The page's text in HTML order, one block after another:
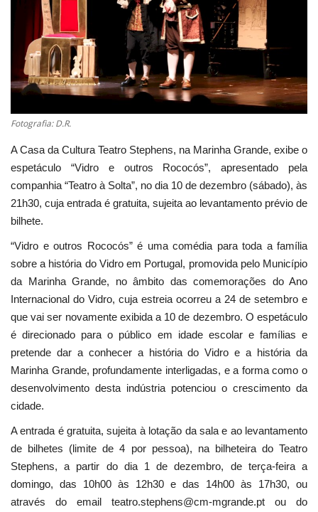
Estatuto Editorial
Saúde
Ficha técnica
Lazer
Ambiente
Fotografia: D.R.
A Casa da Cultura Teatro Stephens, na Marinha Grande, exibe o
espetáculo “Vidro e outros Rococós”, apresentado pela
companhia “Teatro à Solta”, no dia 10 de dezembro (sábado), às
21h30, cuja entrada é gratuita, sujeita ao levantamento prévio de
bilhete.
“Vidro e outros Rococós” é uma comédia para toda a família
sobre a história do Vidro em Portugal, promovida pelo Município
da Marinha Grande, no âmbito das comemorações do Ano
Internacional do Vidro, cuja estreia ocorreu a 24 de setembro e
que vai ser novamente exibida a 10 de dezembro. O espetáculo
é direcionado para o público em idade escolar e famílias e
pretende dar a conhecer a história do Vidro e a história da
Marinha Grande, profundamente interligadas, e a forma como o
desenvolvimento desta indústria potenciou o crescimento da
cidade.
A entrada é gratuita, sujeita à lotação da sala e ao levantamento
de bilhetes (limite de 4 por pessoa), na bilheteira do Teatro
Stephens, a partir do dia 1 de dezembro, de terça-feira a
domingo, das 10h00 às 12h30 e das 14h00 às 17h30, ou
através do email teatro.stephens@cm-mgrande.pt ou do